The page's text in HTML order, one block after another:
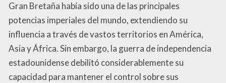
Gran Bretaña había sido una de las principales
potencias imperiales del mundo, extendiendo su
influencia a través de vastos territorios en América,
Asia y África. Sin embargo, la guerra de independencia
estadounidense debilitó considerablemente su
capacidad para mantener el control sobre sus